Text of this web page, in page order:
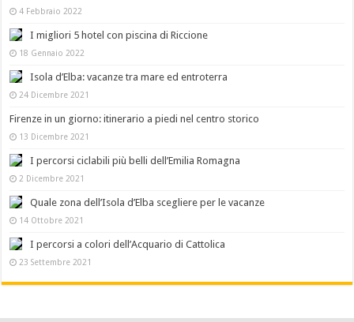
4 Febbraio 2022
I migliori 5 hotel con piscina di Riccione
18 Gennaio 2022
Isola d’Elba: vacanze tra mare ed entroterra
24 Dicembre 2021
Firenze in un giorno: itinerario a piedi nel centro storico
13 Dicembre 2021
I percorsi ciclabili più belli dell’Emilia Romagna
2 Dicembre 2021
Quale zona dell’Isola d’Elba scegliere per le vacanze
14 Ottobre 2021
I percorsi a colori dell’Acquario di Cattolica
23 Settembre 2021